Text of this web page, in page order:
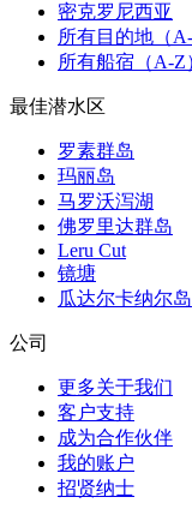
密克罗尼西亚
所有目的地（A-
所有船宿（A-Z
最佳潜水区
罗素群岛
玛丽岛
马罗沃泻湖
佛罗里达群岛
Leru Cut
镜塘
瓜达尔卡纳尔岛
公司
更多关于我们
客户支持
成为合作伙伴
我的账户
招贤纳士